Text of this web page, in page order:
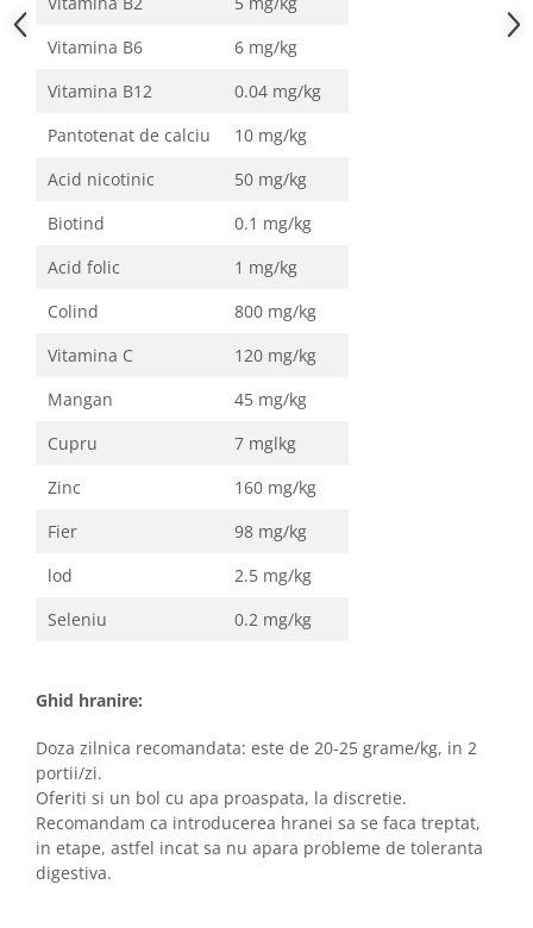
Vitamina B6
6 mg/kg
Vitamina B12
0.04 mg/kg
Pantotenat de calciu
10 mg/kg
Acid nicotinic
50 mg/kg
Biotind
0.1 mg/kg
Acid folic
1 mg/kg
Colind
800 mg/kg
Vitamina C
120 mg/kg
Mangan
45 mg/kg
Cupru
7 mglkg
Zinc
160 mg/kg
Fier
98 mg/kg
lod
2.5 mg/kg
Seleniu
0.2 mg/kg
Ghid hranire:
Doza zilnica recomandata: este de 20-25 grame/kg, in 2
portii/zi.
Oferiti si un bol cu apa proaspata, la discretie.
Recomandam ca introducerea hranei sa se faca treptat,
in etape, astfel incat sa nu apara probleme de toleranta
digestiva.